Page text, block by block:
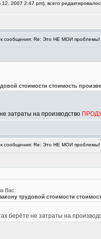
2007 2:47 pm), всего
сообщения: Re: Это НЕ МОИ проблемы!
стоимости стоимость
затраты на производство
сообщения: Re: Это НЕ МОИ проблемы!
Вас:
трудовой стоимости
берёте не затраты на